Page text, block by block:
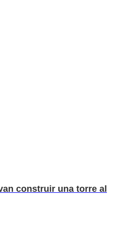
construir una torre al